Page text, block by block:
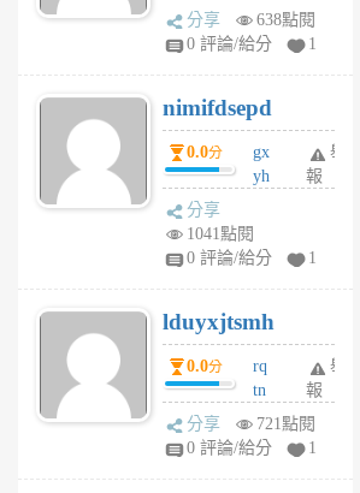
U
F
U
5
個
月
分享
638點閱
0 評論/給分
1
nimifdsepd
0.0分
gx
yh
jl
月
前
舉
報
分享
1041點閱
0 評論/給分
1
lduyxjtsmh
0.0分
rq
tn
jt
gl
舉
報
分享
721點閱
0 評論/給分
1